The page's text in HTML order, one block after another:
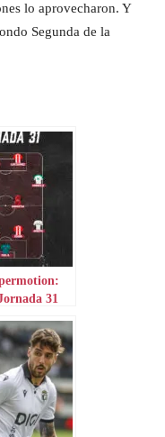
lo aprovecharon. Y
Segunda de la
31